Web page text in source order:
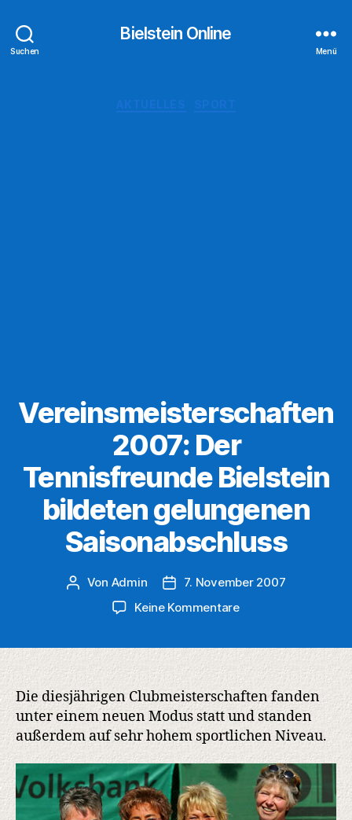
Suchen
Bielstein Online
Menü
Vereinsmeisterschaften
2007: Der
Tennisfreunde Bielstein
bildeten gelungenen
Saisonabschluss
Beitragsautor
Von Admin Veröffentlichungsdatum
7. November 2007
Keine Kommentarezu
Tennisfreunde
Bielstein
bildeten
gelungenen
Saisonabschluss
Die diesjährigen Clubmeisterschaften fanden
unter einem neuen Modus statt und standen
außerdem auf sehr hohem sportlichen Niveau.